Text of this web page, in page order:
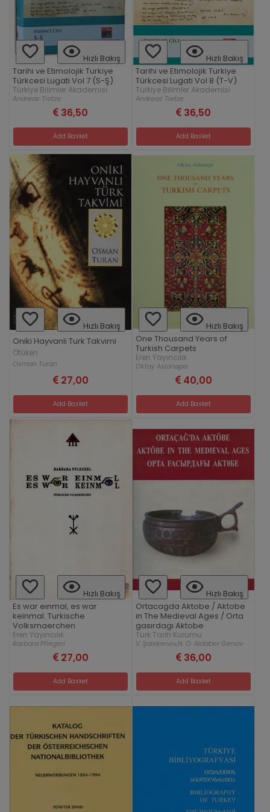
Hızlı Bakış
Tarihi ve Etimolojik Turkiye
Türkcesi Lugati Vol 7 (S-Ş)
Türkiye Bilimler Akademisi
Andreas Tietze
36,50
Add Basket
Hızlı Bakış
Tarihi ve Etimolojik Turkiye
Türkcesi Lugati Vol 8 (T-V)
Türkiye Bilimler Akademisi
Andreas Tietze
36,50
Add Basket
Hızlı Bakış
Oniki Hayvanli Turk Takvimi
Ötüken
Osman Turan
27,00
Add Basket
Hızlı Bakış
One Thousand Years of
Turkish Carpets
Eren Yayıncılık
Oktay Aslanapa
40,00
Add Basket
Hızlı Bakış
Es war einmal, es war
keinmal. Turkische
Volksmaerchen
Eren Yayıncılık
Barbara Pflegerl
27,00
Add Basket
Hızlı Bakış
Ortacagda Aktobe / Aktobe
in The Medieval Ages / Orta
gasırdagı Aktobe
Türk Tarih Kurumu
V. Şalekenov,N. O. Aldaber Genov
36,00
Add Basket